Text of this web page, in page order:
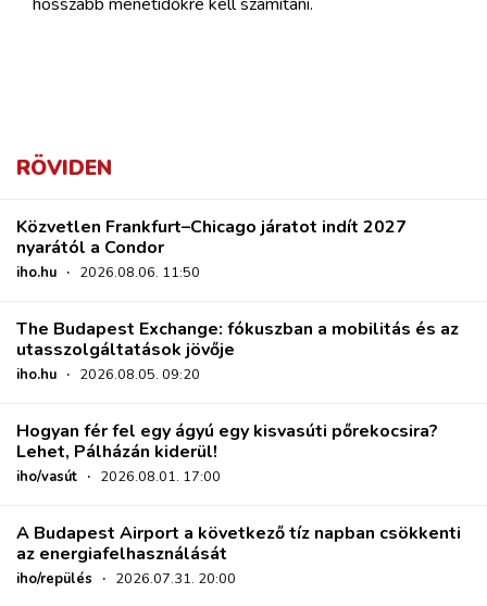
RÖVIDEN
Közvetlen Frankfurt–Chicago járatot indít 2027
nyarától a Condor
iho.hu · 2026.08.06. 11:50
The Budapest Exchange: fókuszban a mobilitás és az
utasszolgáltatások jövője
iho.hu · 2026.08.05. 09:20
Hogyan fér fel egy ágyú egy kisvasúti pőrekocsira?
Lehet, Pálházán kiderül!
iho/vasút · 2026.08.01. 17:00
A Budapest Airport a következő tíz napban csökkenti
az energiafelhasználását
iho/repülés · 2026.07.31. 20:00